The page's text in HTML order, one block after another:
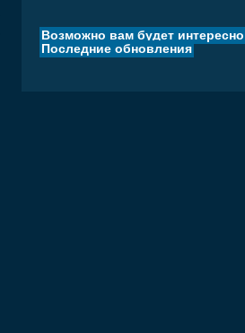
Возможно вам будет интересно
Последние обновления